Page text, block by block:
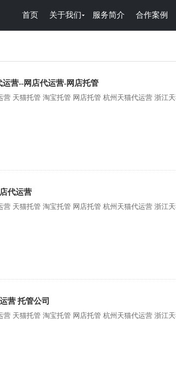
首页 关于我们 服务简介 合作案例
营--网店代运营-网店托管
营 天猫托管 淘宝托管 网店托管 杭州天猫代运营 浙江
代运营
天猫托管 淘宝托管 网店托管 杭州天猫代运营 浙江
营 托管公司
营 天猫托管 淘宝托管 网店托管 杭州天猫代运营 浙江